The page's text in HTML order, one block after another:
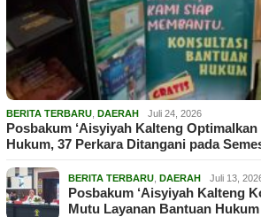
BERITA TERBARU DAERAH Juli 24, 2026
Posbakum ‘Aisyiyah Kalteng
Hukum, 37 Perkara Ditangani pada
BERITA TERBARU DAERAH Juli 13,
Posbakum ‘Aisyiyah Kalteng
Mutu Layanan Bantuan